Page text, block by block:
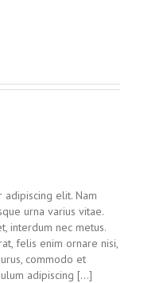
elit. Nam
urna varius vitae.
interdum nec metus.
felis enim ornare nisi,
commodo et
adipiscing [...]